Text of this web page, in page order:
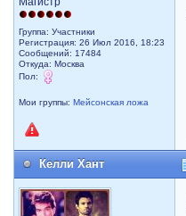
Группа: Участники
Регистрация: 26 Июл 2016, 18:23
Сообщений: 17484
Откуда: Москва
Пол:
Мои группы:Мейсонская ложа
Келли Хант